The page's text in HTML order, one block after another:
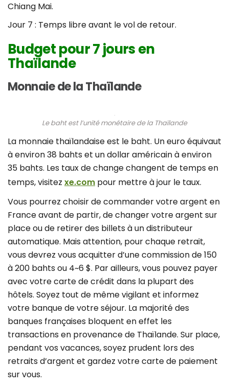
Chiang Mai.
Jour 7 : Temps libre avant le vol de retour.
Budget pour 7 jours en
Thaïlande
Monnaie de la Thaïlande
Le baht est l’unité monétaire de la Thaïlande
La monnaie thaïlandaise est le baht. Un euro équivaut
à environ 38 bahts et un dollar américain à environ
35 bahts. Les taux de change changent de temps en
temps, visitez xe.com pour mettre à jour le taux.
Vous pourrez choisir de commander votre argent en
France avant de partir, de changer votre argent sur
place ou de retirer des billets à un distributeur
automatique. Mais attention, pour chaque retrait,
vous devrez vous acquitter d’une commission de 150
à 200 bahts ou 4~6 $. Par ailleurs, vous pouvez payer
avec votre carte de crédit dans la plupart des
hôtels. Soyez tout de même vigilant et informez
votre banque de votre séjour. La majorité des
banques françaises bloquent en effet les
transactions en provenance de Thaïlande. Sur place,
pendant vos vacances, soyez prudent lors des
retraits d’argent et gardez votre carte de paiement
sur vous.